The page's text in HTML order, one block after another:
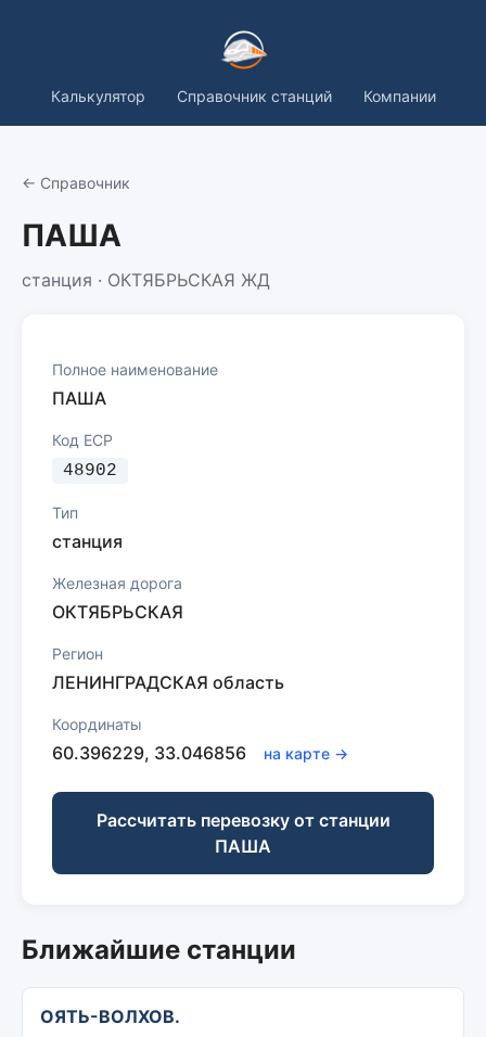
Калькулятор Справочник станций Компании
← Справочник
ПАША
станция · ОКТЯБРЬСКАЯ ЖД
Полное наименование
ПАША
Код ЕСР
48902
Тип
станция
Железная дорога
ОКТЯБРЬСКАЯ
Регион
ЛЕНИНГРАДСКАЯ область
Координаты
60.396229, 33.046856 на карте →
Рассчитать перевозку от станции
ПАША
Ближайшие станции
ОЯТЬ-ВОЛХОВ.